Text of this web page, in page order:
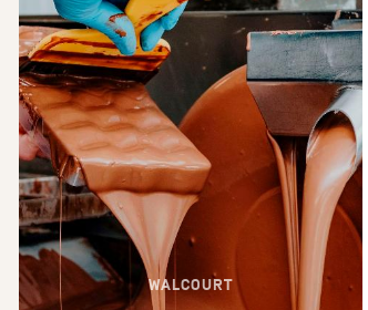
WALCOURT